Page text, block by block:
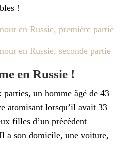
!
en Russie, première partie
en Russie, seconde partie
en Russie !
parties, un homme âgé de 43
atomisant lorsqu’il avait 33
filles d’un précédent
a son domicile, une voiture,